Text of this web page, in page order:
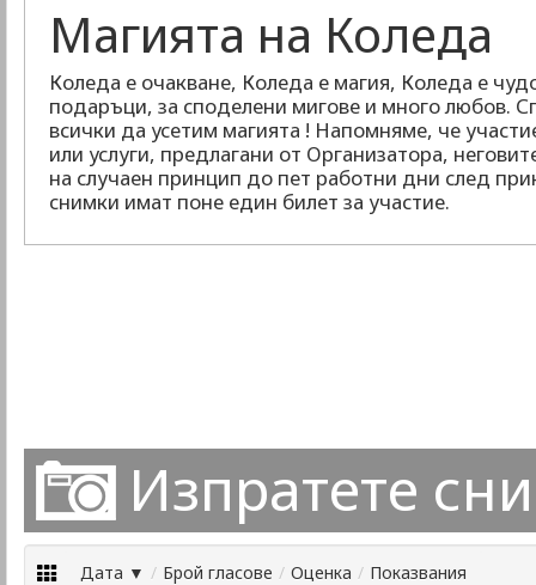
Магията на Коледа
Коледа е очакване, Коледа е магия, Коледа е
подаръци, за споделени мигове и много любов.
всички да усетим магията ! Напомняме, че
или услуги, предлагани от Организатора,
на случаен принцип до пет работни дни след
снимки имат поне един билет за участие.
Изпратете
Дата ▼ / Брой гласове / Оценка / Показвания